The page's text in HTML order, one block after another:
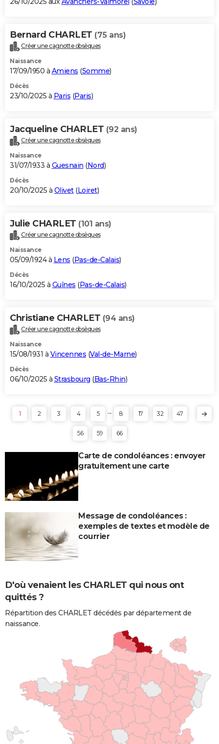
Bernard CHARLET (75 ans)
Créer une cagnotte obsèques
Naissance
17/09/1950 à Amiens (Somme)
Décès
23/10/2025 à Paris (Paris)
Jacqueline CHARLET (92 ans)
Créer une cagnotte obsèques
Naissance
31/07/1933 à Guesnain (Nord)
Décès
20/10/2025 à Olivet(Loiret)
Julie CHARLET (101 ans)
Créer une cagnotte obsèques
Naissance
05/09/1924 à Lens (Pas-de-Calais)
Décès
16/10/2025 à Guînes (Pas-de-Calais)
Christiane CHARLET (94 ans)
Créer une cagnotte obsèques
Naissance
15/08/1931 à Vincennes (Val-de-Marne)
Décès
06/10/2025 à Strasbourg (Bas-Rhin)
1 2 3 4 5 ... 8 17 32 47
56 59 66
Carte de condoléances : envoyer
gratuitement une carte
Message de condoléances :
exemples de textes et modèle de
courrier
D'où venaient les CHARLET qui nous ont
quittés ?
Répartition des CHARLET décédés par département de
naissance.